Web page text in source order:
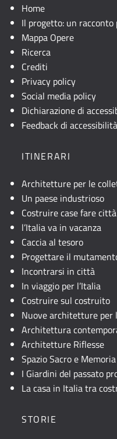
Home
Il progetto: un
Mappa Opere
Ricerca
Crediti
Privacy policy
Social media policy
Dichiarazione di
Feedback di accessibilità
ITINERARI
Architetture per le
Un paese industrioso
Costruire case fare città
l’Italia va in vacanza
Caccia al tesoro
Progettare il
Incontrarsi in città
In viaggio per l’Italia
Costruire sul costruito
Nuove architetture per
Architettura
Architetture Riflesse
Spazio Sacro e Memoria
I Giardini del passato
La casa in Italia tra
STORIE